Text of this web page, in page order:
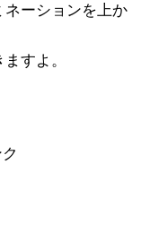
ネーションを上か
すよ。